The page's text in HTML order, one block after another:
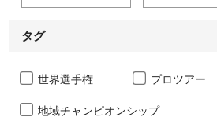
タグ
世界選手権 プロツアー
地域チャンピオンシップ